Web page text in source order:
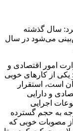
سال گذشته
می‌شود در سال
امور اقتصادی و
یکی از کارهای خوبی
است، استقرار
و دارایی
اجرایی
به حجم گسترده
از مصوبات خوبی که